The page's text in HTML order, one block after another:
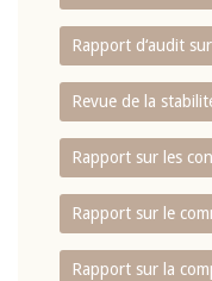
Rapport d‘audit
Revue de la
Rapport sur les
Rapport sur le
Rapport sur la